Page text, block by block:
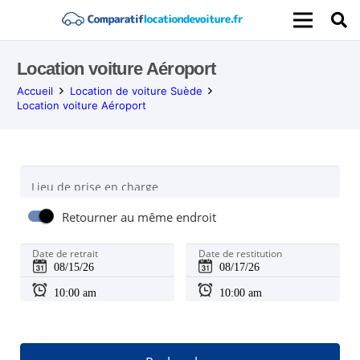
Location voiture Aéroport
Accueil
Location de voiture Suède
Location voiture Aéroport
Lieu de prise en charge
Retourner au même endroit
Date de retrait Date de restitution